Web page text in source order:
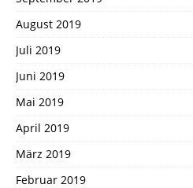
August 2019
Juli 2019
Juni 2019
Mai 2019
April 2019
März 2019
Februar 2019